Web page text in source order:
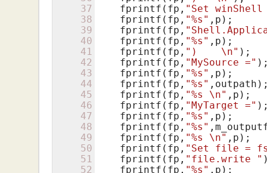
37
38
39
40
41
42
43
44
45
46
47
48
49
50
51
52
    fprintf(fp,
"Set
    fprintf(fp,
"%s" ,p);
    fprintf(fp,
    fprintf(fp,
"%s" ,p);
    fprintf(fp,
")    \n" );
    fprintf(fp,
"MySource ="
    fprintf(fp,
"%s" ,p);
    fprintf(fp,
"%s"
    fprintf(fp,
"%s \n" ,p);
    fprintf(fp,
"MyTarget ="
    fprintf(fp,
"%s" ,p);
    fprintf(fp,
"%s"
    fprintf(fp,
"%s \n" ,p);
    fprintf(fp,
"Set file =
    fprintf(fp,
"file.write "
    fprintf(fp,
"%s" ,p);